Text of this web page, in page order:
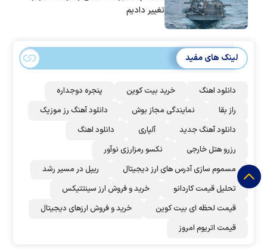
تغییر دادیم
لینک های مفید
دانلود اهنگ خرید بیت کوین
پنجره دوجداره
راز بقا
نمایندگی مجاز بوش
دانلود آهنگ رز‌ موزیک
دانلود آهنگ جدید
آلپاری
دانلود اهنگ
رزرو هتل خارجی
نکسو رمزارزی نوآور
مسموم سازی آدرس های ارز دیجیتال
ریپل در مسیر رشد
تحلیل قیمت کاردانو
خرید و فروش ارز سینتتیکس
قیمت لحظه ای بیت کوین
خرید و فروش ارزهای دیجیتال
قیمت اتریوم امروز